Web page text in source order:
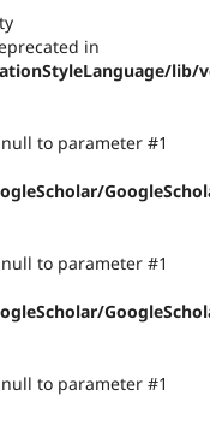
in
lib/
to parameter #1
to parameter #1
to parameter #1